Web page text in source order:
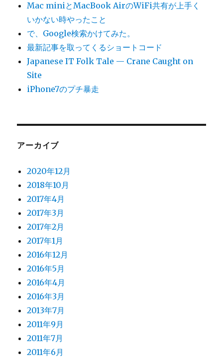
Mac miniとMacBook AirのWiFi共有が上手く
いかない時やったこと
で、Google検索かけてみた。
最新記事を取ってくるショートコード
Japanese IT Folk Tale — Crane Caught on
Site
iPhone7のプチ暴走
アーカイブ
2020年12月
2018年10月
2017年4月
2017年3月
2017年2月
2017年1月
2016年12月
2016年5月
2016年4月
2016年3月
2013年7月
2011年9月
2011年7月
2011年6月